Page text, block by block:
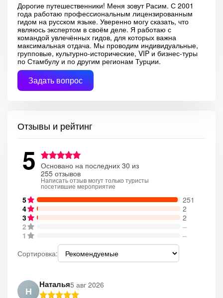
Дорогие путешественники! Меня зовут Расим. С 2001
года работаю профессиональным лицензированным
гидом на русском языке. Уверенно могу сказать, что
являюсь экспертом в своём деле. Я работаю с
командой увлечённых гидов, для которых важна
максимальная отдача. Мы проводим индивидуальные,
групповые, культурно-исторические, VIP и бизнес-туры
по Стамбулу и по другим регионам Турции.
Задать вопрос
Отзывы и рейтинг
5 Основано на последних 30 из
255 отзывов
Написать отзыв могут только туристы
посетившие мероприятие
5
251
4
2
3
2
2
–
1
–
Сортировка:
Н
Наталья5 авг 2026